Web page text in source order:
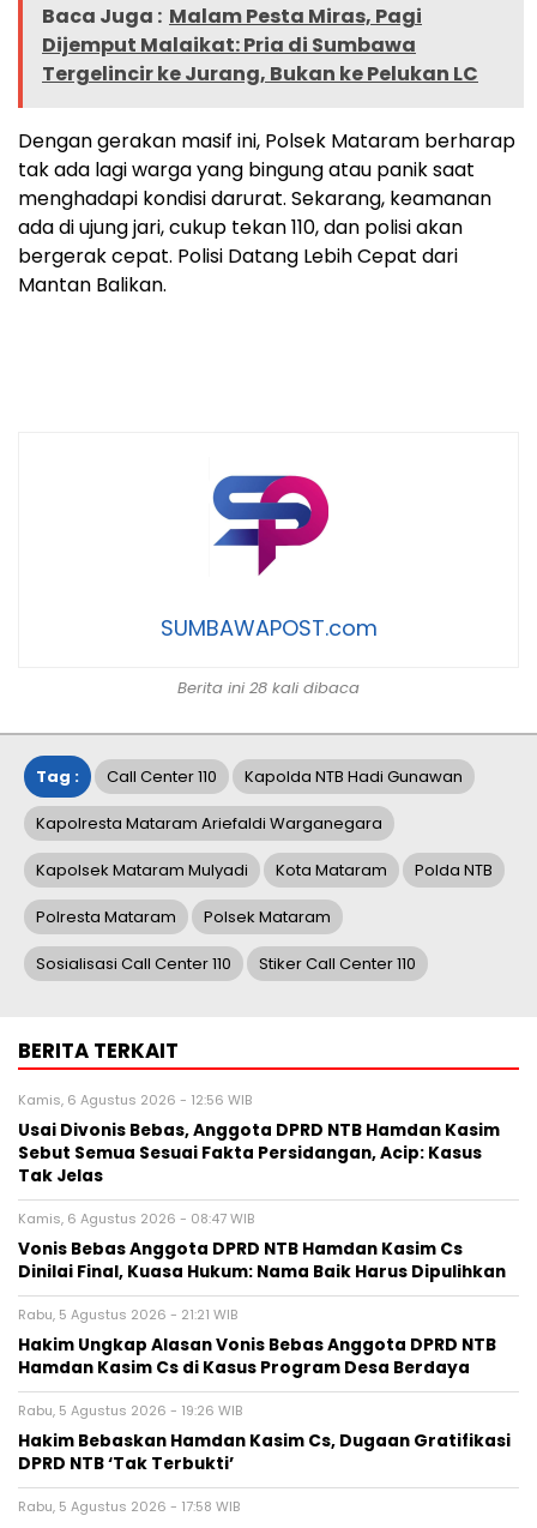
Baca Juga : Malam Pesta Miras, Pagi
Dijemput Malaikat: Pria di Sumbawa
Tergelincir ke Jurang, Bukan ke Pelukan LC
Dengan gerakan masif ini, Polsek Mataram berharap
tak ada lagi warga yang bingung atau panik saat
menghadapi kondisi darurat. Sekarang, keamanan
ada di ujung jari, cukup tekan 110, dan polisi akan
bergerak cepat. Polisi Datang Lebih Cepat dari
Mantan Balikan.
SUMBAWAPOST.com
Berita ini 28 kali dibaca
Tag : Call Center 110 Kapolda NTB Hadi Gunawan
Kapolresta Mataram Ariefaldi Warganegara
Kapolsek Mataram Mulyadi Kota Mataram Polda NTB
Polresta Mataram Polsek Mataram
Sosialisasi Call Center 110 Stiker Call Center 110
BERITA TERKAIT
Kamis, 6 Agustus 2026 - 12:56 WIB
Usai Divonis Bebas, Anggota DPRD NTB Hamdan Kasim
Sebut Semua Sesuai Fakta Persidangan, Acip: Kasus
Tak Jelas
Kamis, 6 Agustus 2026 - 08:47 WIB
Vonis Bebas Anggota DPRD NTB Hamdan Kasim Cs
Dinilai Final, Kuasa Hukum: Nama Baik Harus Dipulihkan
Rabu, 5 Agustus 2026 - 21:21 WIB
Hakim Ungkap Alasan Vonis Bebas Anggota DPRD NTB
Hamdan Kasim Cs di Kasus Program Desa Berdaya
Rabu, 5 Agustus 2026 - 19:26 WIB
Hakim Bebaskan Hamdan Kasim Cs, Dugaan Gratifikasi
DPRD NTB ‘Tak Terbukti’
Rabu, 5 Agustus 2026 - 17:58 WIB